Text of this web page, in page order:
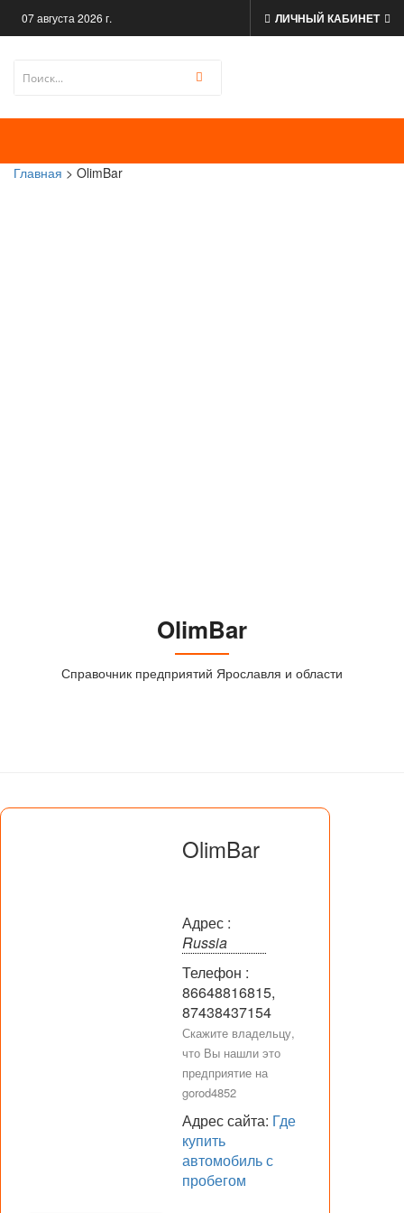
07 августа 2026 г. ЛИЧНЫЙ КАБИНЕТ
Главная > OlimBar
OlimBar
Справочник предприятий Ярославля и области
OlimBar
Адрес :
Russia
Телефон :
86648816815,
87438437154
Скажите владельцу,
что Вы нашли это
предприятие на
gorod4852
Адрес сайта: Где
купить
автомобиль с
пробегом